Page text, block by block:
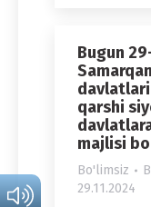
Bugun
qarshi
majlisi
Bo'limsiz
29.11.2024